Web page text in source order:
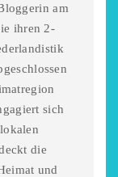
am
ihren 2-
sich
die
und